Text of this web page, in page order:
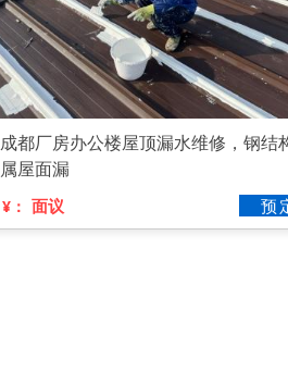
成都厂房办公楼屋顶漏水维修，钢结
属屋面漏
¥： 面议 预